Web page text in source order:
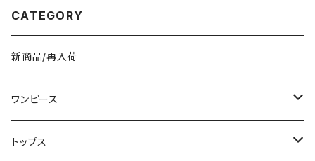
ワンピ ブラック 体型カバー 大
40代 K-O0010
ク 学校 カレッジコーデ カジュ
CATEGORY
新商品/再入荷
ワンピース
ミニ/ショート
トップス